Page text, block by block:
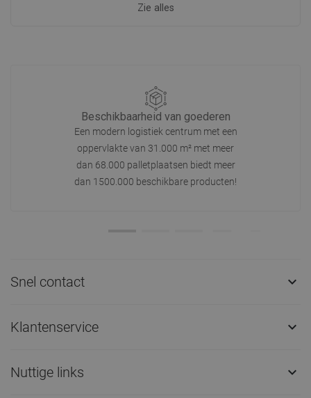
Zie alles
Beschikbaarheid van goederen
Een modern logistiek centrum met een
oppervlakte van 31.000 m² met meer
dan 68.000 palletplaatsen biedt meer
dan 1500.000 beschikbare producten!
Snel contact 
Klantenservice 
Nuttige links 